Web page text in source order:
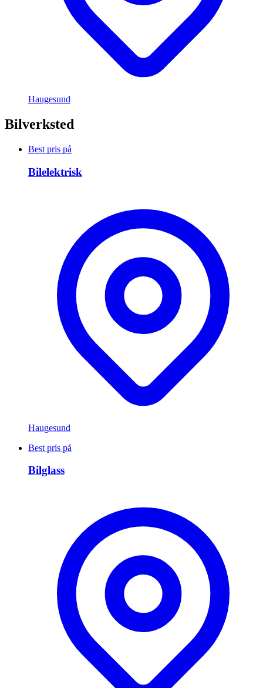
Haugesund
Bilverksted
Best pris på
Bilelektrisk
Haugesund
Best pris på
Bilglass